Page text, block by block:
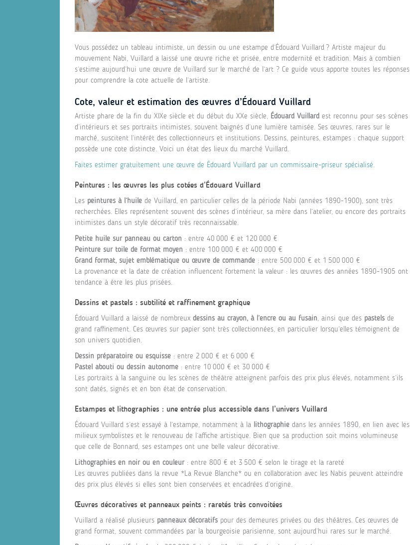
Vous possédez un tableau intimiste, un dessin ou une estampe d’Édouard Vuillard ? Artiste majeur du
mouvement Nabi, Vuillard a laissé une œuvre riche et prisée, entre modernité et tradition. Mais à combien
s’estime aujourd’hui une œuvre de Vuillard sur le marché de l’art ? Ce guide vous apporte toutes les réponses
pour comprendre la cote actuelle de l’artiste.
Cote, valeur et estimation des œuvres d’Édouard Vuillard
Artiste phare de la fin du XIXe siècle et du début du XXe siècle, Édouard Vuillard est reconnu pour ses scènes
d’intérieurs et ses portraits intimistes, souvent baignés d’une lumière tamisée. Ses œuvres, rares sur le
marché, suscitent l’intérêt des collectionneurs et institutions. Dessins, peintures, estampes : chaque support
possède une cote distincte. Voici un état des lieux du marché Vuillard.
Faites estimer gratuitement une œuvre de Édouard Vuillard par un commissaire-priseur spécialisé.
Peintures : les œuvres les plus cotées d’Édouard Vuillard
Les peintures à l’huile de Vuillard, en particulier celles de la période Nabi (années 1890-1900), sont très
recherchées. Elles représentent souvent des scènes d’intérieur, sa mère dans l’atelier, ou encore des portraits
intimistes dans un style décoratif très reconnaissable.
Petite huile sur panneau ou carton : entre 40 000 € et 120 000 €
Peinture sur toile de format moyen : entre 100 000 € et 400 000 €
Grand format, sujet emblématique ou œuvre de commande : entre 500 000 € et 1 500 000 €
La provenance et la date de création influencent fortement la valeur : les œuvres des années 1890-1905 ont
tendance à être les plus prisées.
Dessins et pastels : subtilité et raffinement graphique
Édouard Vuillard a laissé de nombreux dessins au crayon, à l’encre ou au fusain, ainsi que des pastels de
grand raffinement. Ces œuvres sur papier sont très collectionnées, en particulier lorsqu’elles témoignent de
son univers quotidien.
Dessin préparatoire ou esquisse : entre 2 000 € et 6 000 €
Pastel abouti ou dessin autonome : entre 10 000 € et 30 000 €
Les portraits à la sanguine ou les scènes de théâtre atteignent parfois des prix plus élevés, notamment s’ils
sont datés, signés et en bon état de conservation.
Estampes et lithographies : une entrée plus accessible dans l’univers Vuillard
Édouard Vuillard s’est essayé à l’estampe, notamment à la lithographie dans les années 1890, en lien avec les
milieux symbolistes et le renouveau de l’affiche artistique. Bien que sa production soit moins volumineuse
que celle de Bonnard, ses estampes ont une belle valeur décorative.
Lithographies en noir ou en couleur: entre 800 € et 3 500 € selon le tirage et la rareté
Les œuvres publiées dans la revue *La Revue Blanche* ou en collaboration avec les Nabis peuvent atteindre
des prix plus élevés si elles sont bien conservées et encadrées d’origine.
Œuvres décoratives et panneaux peints : raretés très convoitées
Vuillard a réalisé plusieurs panneaux décoratifs pour des demeures privées ou des théâtres. Ces œuvres de
grand format, souvent commandées par la bourgeoisie parisienne, sont aujourd’hui rares sur le marché.